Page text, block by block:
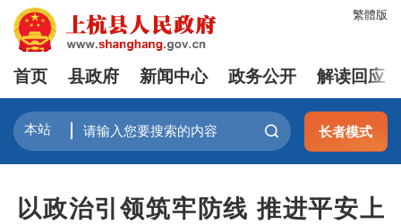
繁體版
首页 县政府 新闻中心 政务公开 解读回应
长者模式
以政治引领筑牢防线 推进平安上